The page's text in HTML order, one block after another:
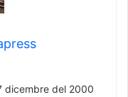
dicembre del 2000